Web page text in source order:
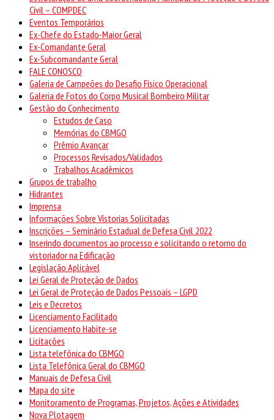
Civil – COMPDEC
Eventos Temporários
Ex-Chefe do Estado-Maior Geral
Ex-Comandante Geral
Ex-Subcomandante Geral
FALE CONOSCO
Galeria de Campeões do Desafio Físico Operacional
Galeria de Fotos do Corpo Musical Bombeiro Militar
Gestão do Conhecimento
Estudos de Caso
Memórias do CBMGO
Prêmio Avançar
Processos Revisados/Validados
Trabalhos Acadêmicos
Grupos de trabalho
Hidrantes
Imprensa
Informações Sobre Vistorias Solicitadas
Inscrições – Seminário Estadual de Defesa Civil 2022
Inserindo documentos ao processo e solicitando o retorno do
vistoriador na Edificação
Legislação Aplicável
Lei Geral de Proteção de Dados
Lei Geral de Proteção de Dados Pessoais – LGPD
Leis e Decretos
Licenciamento Facilitado
Licenciamento Habite-se
Licitações
Lista telefônica do CBMGO
Lista Telefônica Geral do CBMGO
Manuais de Defesa Civil
Mapa do site
Monitoramento de Programas, Projetos, Ações e Atividades
Nova Plotagem